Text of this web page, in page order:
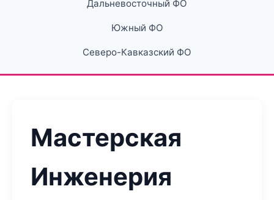
Дальневосточный ФО
Южный ФО
Северо-Кавказский ФО
Мастерская
Инженерия